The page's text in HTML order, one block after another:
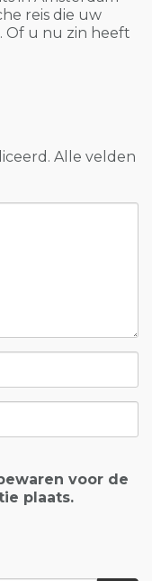
reis die uw
Of u nu zin heeft
Alle velden
voor de
plaats.